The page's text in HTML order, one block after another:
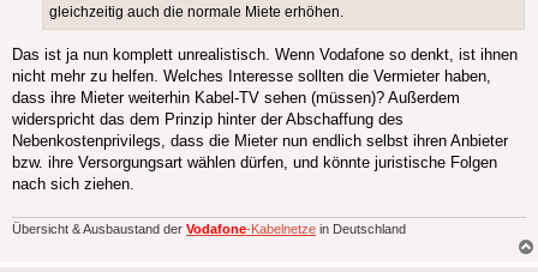
gleichzeitig auch die normale Miete erhöhen.
Das ist ja nun komplett unrealistisch. Wenn Vodafone so denkt, ist ihnen
nicht mehr zu helfen. Welches Interesse sollten die Vermieter haben,
dass ihre Mieter weiterhin Kabel-TV sehen (müssen)? Außerdem
widerspricht das dem Prinzip hinter der Abschaffung des
Nebenkostenprivilegs, dass die Mieter nun endlich selbst ihren Anbieter
bzw. ihre Versorgungsart wählen dürfen, und könnte juristische Folgen
nach sich ziehen.
Übersicht & Ausbaustand der Vodafone-Kabelnetze in Deutschland